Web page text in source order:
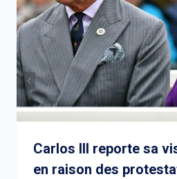
Carlos III reporte sa
en raison des